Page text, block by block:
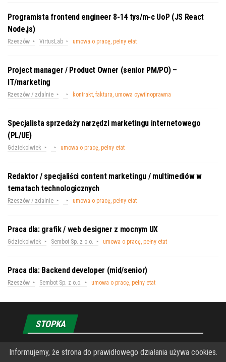
Programista frontend engineer 8-14 tys/m-c UoP (JS React
Node.js)
Rzeszów VirtusLab umowa o pracę, pełny etat
Project manager / Product Owner (senior PM/PO) –
IT/marketing
Rzeszów / zdalnie kontrakt, faktura, umowa cywilnoprawna
Specjalista sprzedaży narzędzi marketingu internetowego
(PL/UE)
Gdziekolwiek umowa o pracę, pełny etat
Redaktor / specjaliści content marketingu / multimediów w
tematach technologicznych
Rzeszów / zdalnie umowa o pracę, pełny etat
Praca dla: grafik / web designer z mocnym UX
Gdziekolwiek Sembot Sp. z o.o. umowa o pracę, pełny etat
Praca dla: Backend developer (mid/senior)
Rzeszów Sembot Sp. z o.o. umowa o pracę, pełny etat
STOPKA
O Fundacji PRZEkarpacie
Informujemy, że strona do prawidłowego działania używa cookies.